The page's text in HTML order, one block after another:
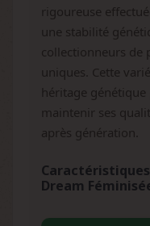
rigoureuse
une stabilité
collectionneurs de
uniques. Cette
héritage génétique
maintenir ses
après génération.
Dream